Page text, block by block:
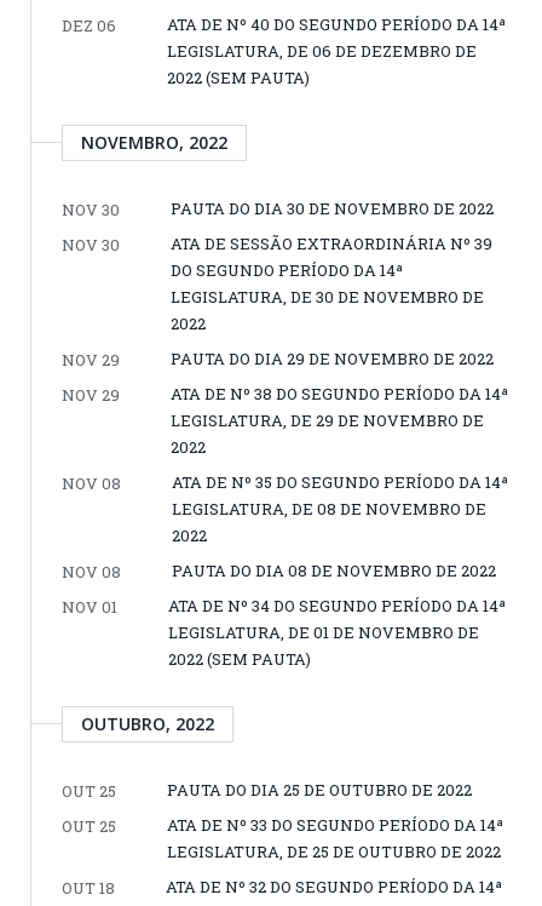
DEZ 06
ATA DE Nº 40 DO SEGUNDO PERÍODO DA 14ª
LEGISLATURA, DE 06 DE DEZEMBRO DE
2022 (SEM PAUTA)
NOVEMBRO, 2022
NOV 30
PAUTA DO DIA 30 DE NOVEMBRO DE 2022
NOV 30
ATA DE SESSÃO EXTRAORDINÁRIA Nº 39
DO SEGUNDO PERÍODO DA 14ª
LEGISLATURA, DE 30 DE NOVEMBRO DE
2022
NOV 29
PAUTA DO DIA 29 DE NOVEMBRO DE 2022
NOV 29
ATA DE Nº 38 DO SEGUNDO PERÍODO DA 14ª
LEGISLATURA, DE 29 DE NOVEMBRO DE
2022
NOV 08
ATA DE Nº 35 DO SEGUNDO PERÍODO DA 14ª
LEGISLATURA, DE 08 DE NOVEMBRO DE
2022
NOV 08
PAUTA DO DIA 08 DE NOVEMBRO DE 2022
NOV 01
ATA DE Nº 34 DO SEGUNDO PERÍODO DA 14ª
LEGISLATURA, DE 01 DE NOVEMBRO DE
2022 (SEM PAUTA)
OUTUBRO, 2022
OUT 25
PAUTA DO DIA 25 DE OUTUBRO DE 2022
OUT 25
ATA DE Nº 33 DO SEGUNDO PERÍODO DA 14ª
LEGISLATURA, DE 25 DE OUTUBRO DE 2022
OUT 18
ATA DE Nº 32 DO SEGUNDO PERÍODO DA 14ª